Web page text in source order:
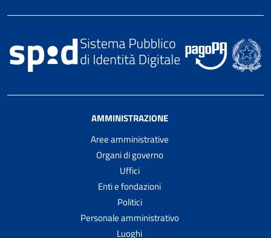
AMMINISTRAZIONE
Aree amministrative
Organi di governo
Uffici
Enti e fondazioni
Politici
Personale amministrativo
Luoghi